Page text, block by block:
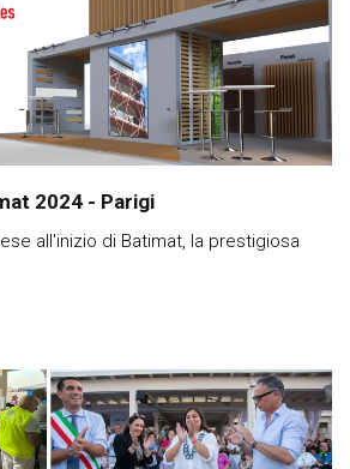
2024 - Parigi
all'inizio di Batimat, la prestigiosa